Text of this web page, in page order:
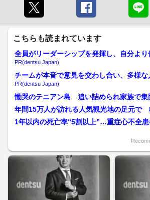
こちらも読まれています
全員がリーダーシップを発揮し、自分よ
る
PR(dentsu Japan)
チームが本音で意見を交わし合い、多様
織へ
PR(dentsu Japan)
慟哭のテニアン島 追い詰められ家族で
実 90歳になった男性...
年間15万人が訪れる人気観光地の足元で
00人が息を潜めたガ...
1年以内の死亡率“5割以上”…重症心不全